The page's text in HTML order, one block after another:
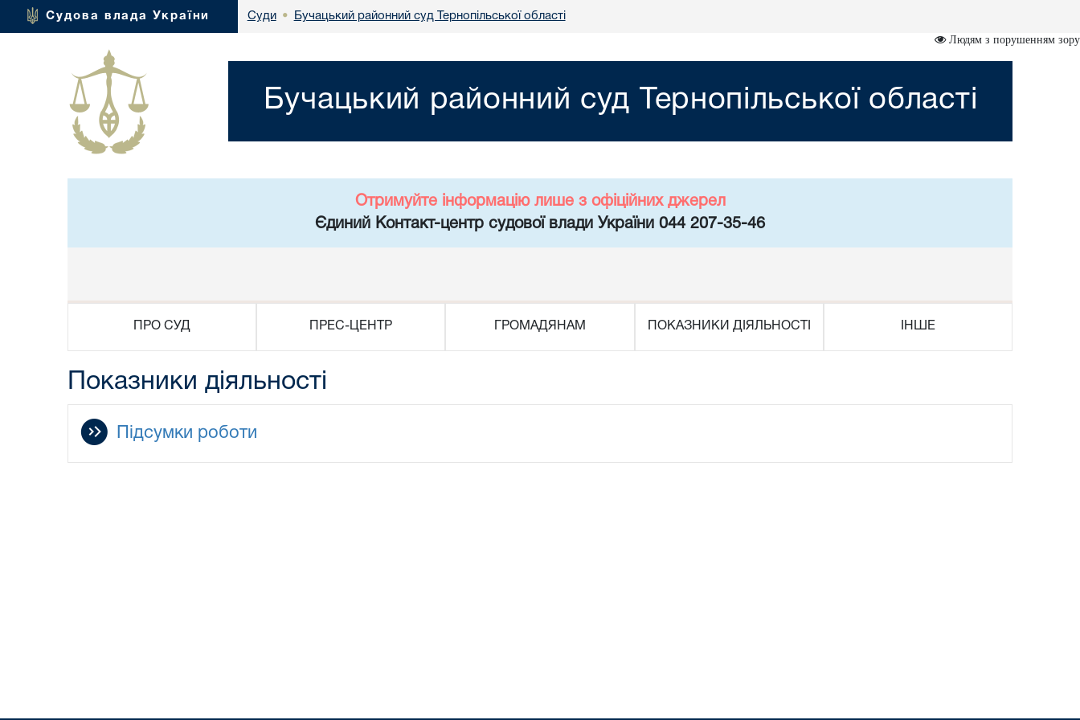
Судова влада України Суди • Бучацький районний суд Тернопільської області
Людям з порушенням зору
Бучацький районний суд Тернопільської області
Отримуйте інформацію лише з офіційних джерел
Єдиний Контакт-центр судової влади України 044 207-35-46
ПРО СУД ПРЕС-ЦЕНТР ГРОМАДЯНАМ ПОКАЗНИКИ ДІЯЛЬНОСТІ ІНШЕ
Показники діяльності
Підсумки роботи